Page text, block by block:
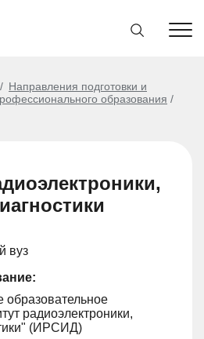
Направления подготовки и
образования
вуз
образовательное
радиоэлектроники,
(ИРСИД)